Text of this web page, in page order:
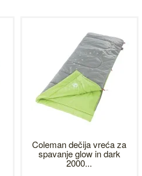
Coleman dečija vreća za
spavanje glow in dark
2000...